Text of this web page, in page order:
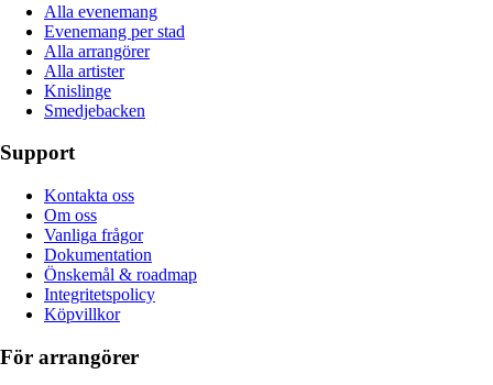
Alla evenemang
Evenemang per stad
Alla arrangörer
Alla artister
Knislinge
Smedjebacken
Support
Kontakta oss
Om oss
Vanliga frågor
Dokumentation
Önskemål & roadmap
Integritetspolicy
Köpvillkor
För arrangörer